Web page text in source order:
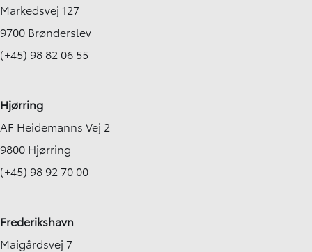
Markedsvej 127
9700 Brønderslev
(+45) 98 82 06 55
Hjørring
AF Heidemanns Vej 2
9800 Hjørring
(+45) 98 92 70 00
Frederikshavn
Maigårdsvej 7